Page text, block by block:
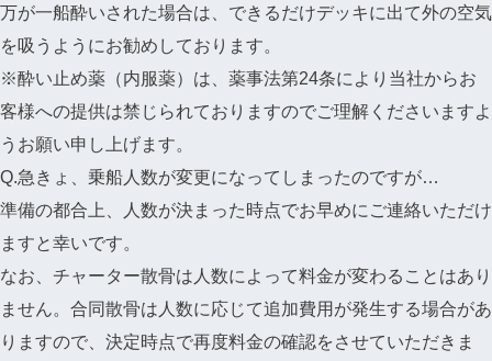
万が一船酔いされた場合は、できるだけデッキに出て外の空気
を吸うようにお勧めしております。
※酔い止め薬（内服薬）は、薬事法第24条により当社からお
客様への提供は禁じられておりますのでご理解くださいますよ
うお願い申し上げます。
Q.急きょ、乗船人数が変更になってしまったのですが…
準備の都合上、人数が決まった時点でお早めにご連絡いただけ
ますと幸いです。
なお、チャーター散骨は人数によって料金が変わることはあり
ません。合同散骨は人数に応じて追加費用が発生する場合があ
りますので、決定時点で再度料金の確認をさせていただきま